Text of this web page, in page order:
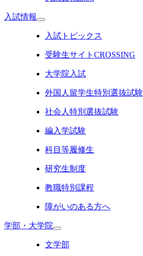
入試情報
入試トピックス
受験生サイトCROSSING
大学院入試
外国人留学生特別選抜試験
社会人特別選抜試験
編入学試験
科目等履修生
研究生制度
教職特別課程
障がいのある方へ
学部・大学院
文学部